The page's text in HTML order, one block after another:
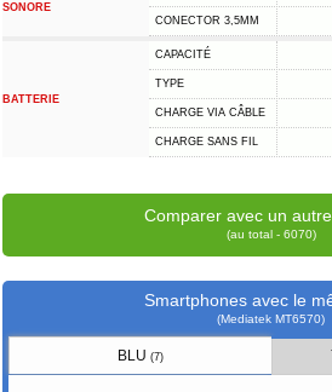
SONORE
CONECTOR 3,5MM
BATTERIE
CAPACITÉ
TYPE
CHARGE VIA CÂBLE
CHARGE SANS FIL
Comparer avec un
(au total - 6070)
Smartphones avec le
(Mediatek MT6570)
BLU (7)